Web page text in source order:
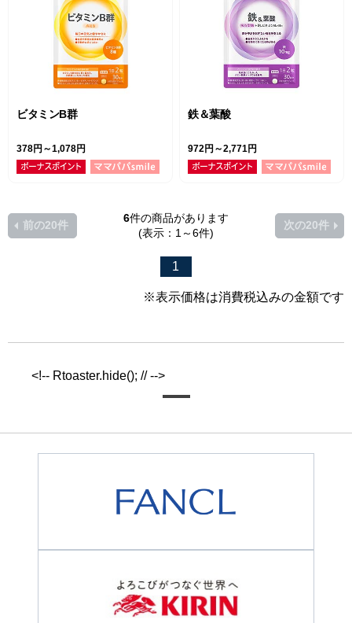
ビタミンB群
378円～1,078円
鉄＆葉酸
972円～2,771円
6件の商品があります
(表示：1～6件)
前の20件
1
次の20件
※表示価格は消費税込みの金額です